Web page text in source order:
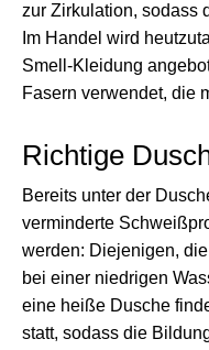
zur Zirkulation, sodass
Im Handel wird
Smell-Kleidung
Fasern verwendet, die
Richtige
Bereits unter der
verminderte
werden: Diejenigen,
bei einer niedrigen
eine heiße Dusche
statt, sodass die